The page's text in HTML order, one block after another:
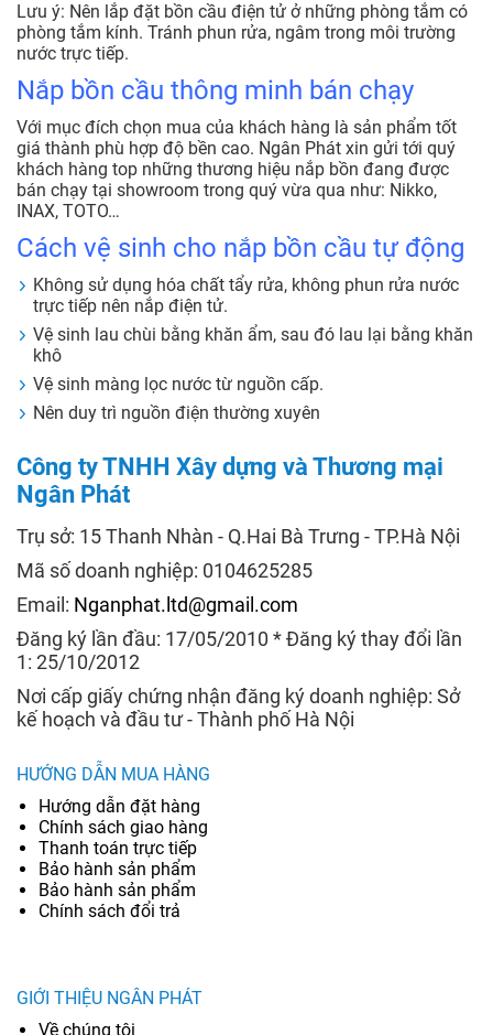
Lưu ý: Nên lắp đặt bồn cầu điện tử ở những phòng tắm có
phòng tắm kính. Tránh phun rửa, ngâm trong môi trường
nước trực tiếp.
Nắp bồn cầu thông minh bán chạy
Với mục đích chọn mua của khách hàng là sản phẩm tốt
giá thành phù hợp độ bền cao. Ngân Phát xin gửi tới quý
khách hàng top những thương hiệu nắp bồn đang được
bán chạy tại showroom trong quý vừa qua như: Nikko,
INAX, TOTO…
Cách vệ sinh cho nắp bồn cầu tự động
Không sử dụng hóa chất tẩy rửa, không phun rửa nước
trực tiếp nên nắp điện tử.
Vệ sinh lau chùi bằng khăn ẩm, sau đó lau lại bằng khăn
khô
Vệ sinh màng lọc nước từ nguồn cấp.
Nên duy trì nguồn điện thường xuyên
Công ty TNHH Xây dựng và Thương mại
Ngân Phát
Trụ sở: 15 Thanh Nhàn - Q.Hai Bà Trưng - TP.Hà Nội
Mã số doanh nghiệp: 0104625285
Email: Nganphat.ltd@gmail.com
Đăng ký lần đầu: 17/05/2010 * Đăng ký thay đổi lần
1: 25/10/2012
Nơi cấp giấy chứng nhận đăng ký doanh nghiệp: Sở
kế hoạch và đầu tư - Thành phố Hà Nội
HƯỚNG DẪN MUA HÀNG
Hướng dẫn đặt hàng
Chính sách giao hàng
Thanh toán trực tiếp
Bảo hành sản phẩm
Bảo hành sản phẩm
Chính sách đổi trả
GIỚI THIỆU NGÂN PHÁT
Về chúng tôi